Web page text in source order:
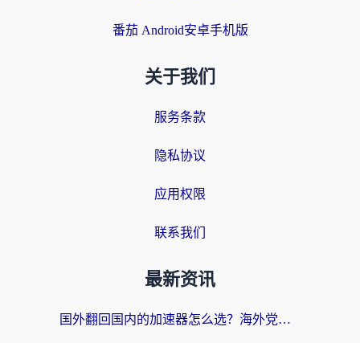
番茄 Android安卓手机版
关于我们
服务条款
隐私协议
应用权限
联系我们
最新资讯
国外翻回国内的加速器怎么选？海外党亲测实用指南，告别地域限制